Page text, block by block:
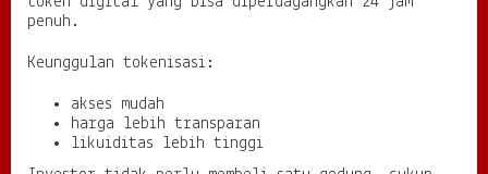
penuh.
Keunggulan tokenisasi:
akses mudah
harga lebih transparan
likuiditas lebih tinggi